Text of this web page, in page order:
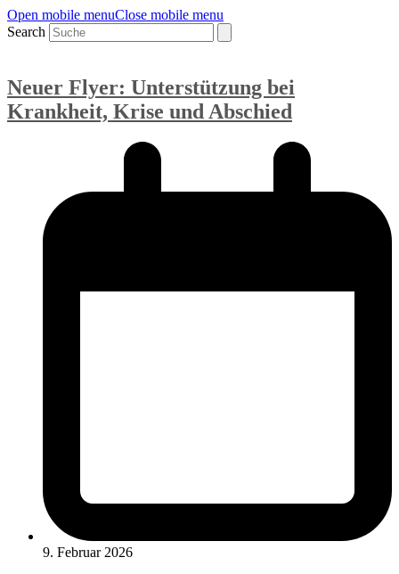
Open mobile menuClose mobile menu
Search
Neuer Flyer: Unterstützung bei
Krankheit, Krise und Abschied
9. Februar 2026